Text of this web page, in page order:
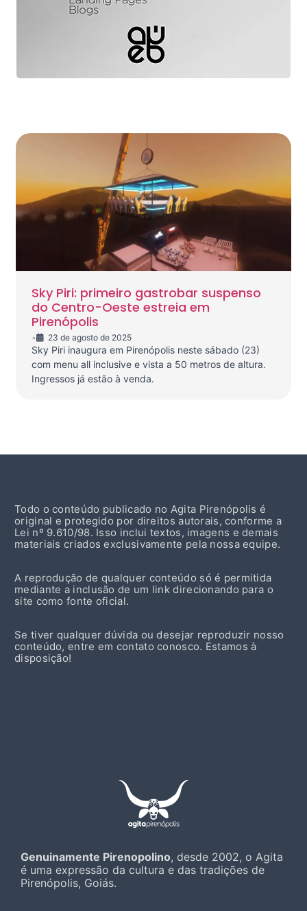
Sky Piri: primeiro gastrobar suspenso
do Centro-Oeste estreia em
Pirenópolis
• 23 de agosto de 2025
Sky Piri inaugura em Pirenópolis neste sábado (23)
com menu all inclusive e vista a 50 metros de altura.
Ingressos já estão à venda.
Todo o conteúdo publicado no Agita Pirenópolis é
original e protegido por direitos autorais, conforme a
Lei nº 9.610/98. Isso inclui textos, imagens e demais
materiais criados exclusivamente pela nossa equipe.
A reprodução de qualquer conteúdo só é permitida
mediante a inclusão de um link direcionando para o
site como fonte oficial.
Se tiver qualquer dúvida ou desejar reproduzir nosso
conteúdo, entre em contato conosco. Estamos à
disposição!
Genuinamente Pirenopolino, desde 2002, o Agita
é uma expressão da cultura e das tradições de
Pirenópolis, Goiás.